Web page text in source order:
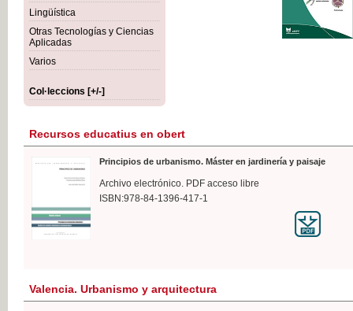
Lingüística
Otras Tecnologías y Ciencias
Aplicadas
Varios
Col·leccions [+/-]
Recursos educatius en obert
Principios de urbanismo. Máster en jardinería y paisaje
Archivo electrónico. PDF acceso libre
ISBN:978-84-1396-417-1
Valencia. Urbanismo y arquitectura